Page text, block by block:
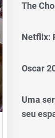
The
Netflix:
Oscar
Uma
seu